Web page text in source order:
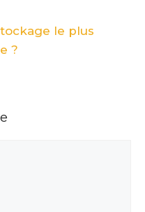
le plus
?